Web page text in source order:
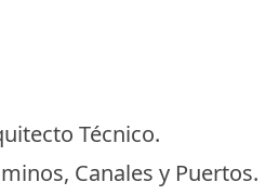
Técnico.
Canales y Puertos.